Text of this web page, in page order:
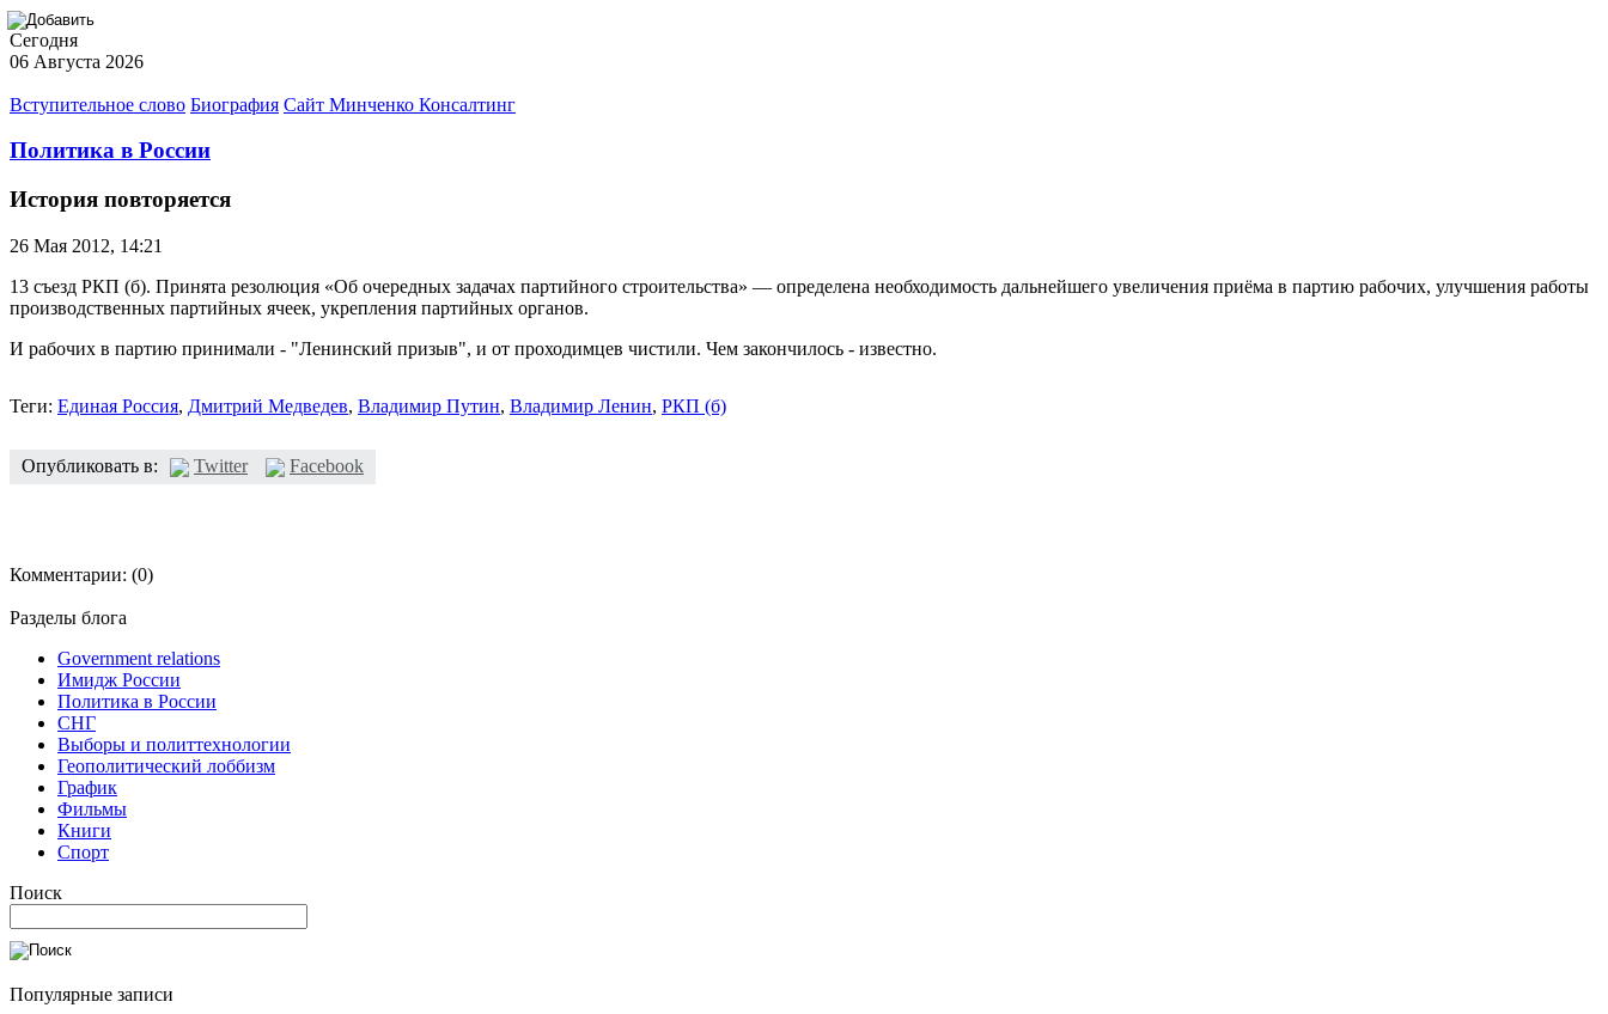
Сегодня
06 Августа 2026
Вступительное слово Биография Сайт Минченко Консалтинг
Политика в России
История повторяется
26 Мая 2012, 14:21
13 съезд РКП (б). Принята резолюция «Об очередных задачах партийного строительства» — определена необходимость дальнейшего увеличения приёма в партию рабочих, улучшения работы
производственных партийных ячеек, укрепления партийных органов.
И рабочих в партию принимали - "Ленинский призыв", и от проходимцев чистили. Чем закончилось - известно.
Теги: Единая Россия, Дмитрий Медведев, Владимир Путин, Владимир Ленин, РКП (б)
Опубликовать в: Twitter Facebook
Комментарии: (0)
Разделы блога
Government relations
Имидж России
Политика в России
СНГ
Выборы и политтехнологии
Геополитический лоббизм
График
Фильмы
Книги
Спорт
Поиск
Популярные записи